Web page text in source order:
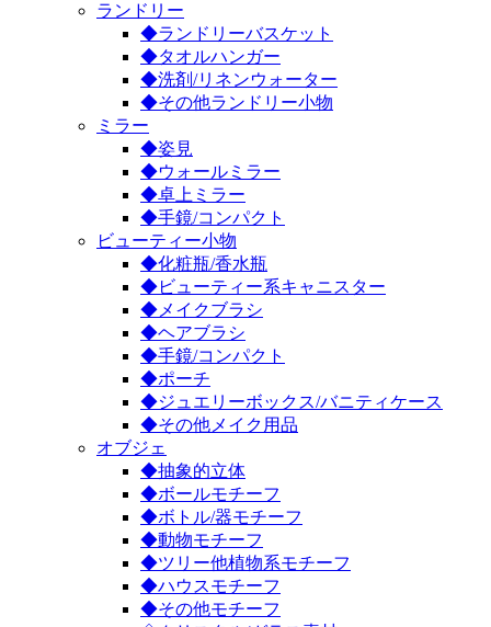
ランドリー
◆ランドリーバスケット
◆タオルハンガー
◆洗剤/リネンウォーター
◆その他ランドリー小物
ミラー
◆姿見
◆ウォールミラー
◆卓上ミラー
◆手鏡/コンパクト
ビューティー小物
◆化粧瓶/香水瓶
◆ビューティー系キャニスター
◆メイクブラシ
◆ヘアブラシ
◆手鏡/コンパクト
◆ポーチ
◆ジュエリーボックス/バニティケース
◆その他メイク用品
オブジェ
◆抽象的立体
◆ボールモチーフ
◆ボトル/器モチーフ
◆動物モチーフ
◆ツリー他植物系モチーフ
◆ハウスモチーフ
◆その他モチーフ